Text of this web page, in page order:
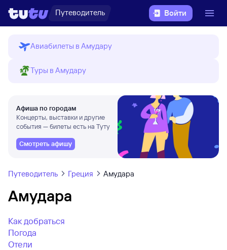
Путеводитель Войти
Авиабилеты в Амудару
Туры в Амудару
Афиша по городам
Концерты, выставки и другие
события — билеты есть на Туту
Смотреть афишу
Путеводитель Греция Амудара
Амудара
Как добраться
Погода
Отели